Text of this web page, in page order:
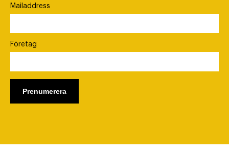
Mailaddress
Företag